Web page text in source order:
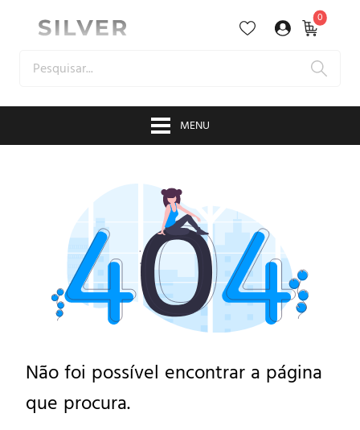
0
MENU
Não foi possível encontrar a página
que procura.